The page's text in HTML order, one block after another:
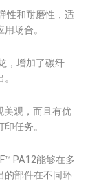
性和耐磨性，适
场合。
，增加了碳纤
美观，而且有优
任务。
PA12能够在多
的部件在不同环